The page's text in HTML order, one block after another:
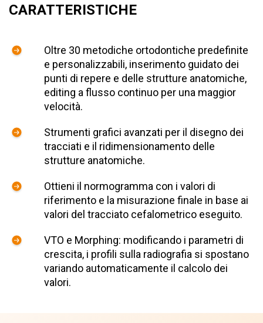
CARATTERISTICHE
Oltre 30 metodiche ortodontiche predefinite
e personalizzabili, inserimento guidato dei
punti di repere e delle strutture anatomiche,
editing a flusso continuo per una maggior
velocità.
Strumenti grafici avanzati per il disegno dei
tracciati e il ridimensionamento delle
strutture anatomiche.
Ottieni il normogramma con i valori di
riferimento e la misurazione finale in base ai
valori del tracciato cefalometrico eseguito.
VTO e Morphing: modificando i parametri di
crescita, i profili sulla radiografia si spostano
variando automaticamente il calcolo dei
valori.